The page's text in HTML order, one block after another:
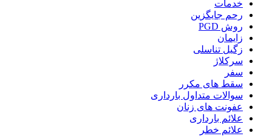
خدمات
رحم جایگزین
روش PGD
زایمان
زگیل تناسلی
سرکلاژ
سفر
سقط های مکرر
سوالات متداول بارداری
عفونت های زنان
علائم بارداری
علائم خطر